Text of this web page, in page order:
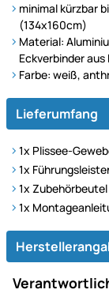
minimal kürzbar
(134x160cm)
Material:
Eckverbinder
Farbe: weiß,
Lieferumfang
1x Plissee-
1x
1x Zubehörbeutel
1x